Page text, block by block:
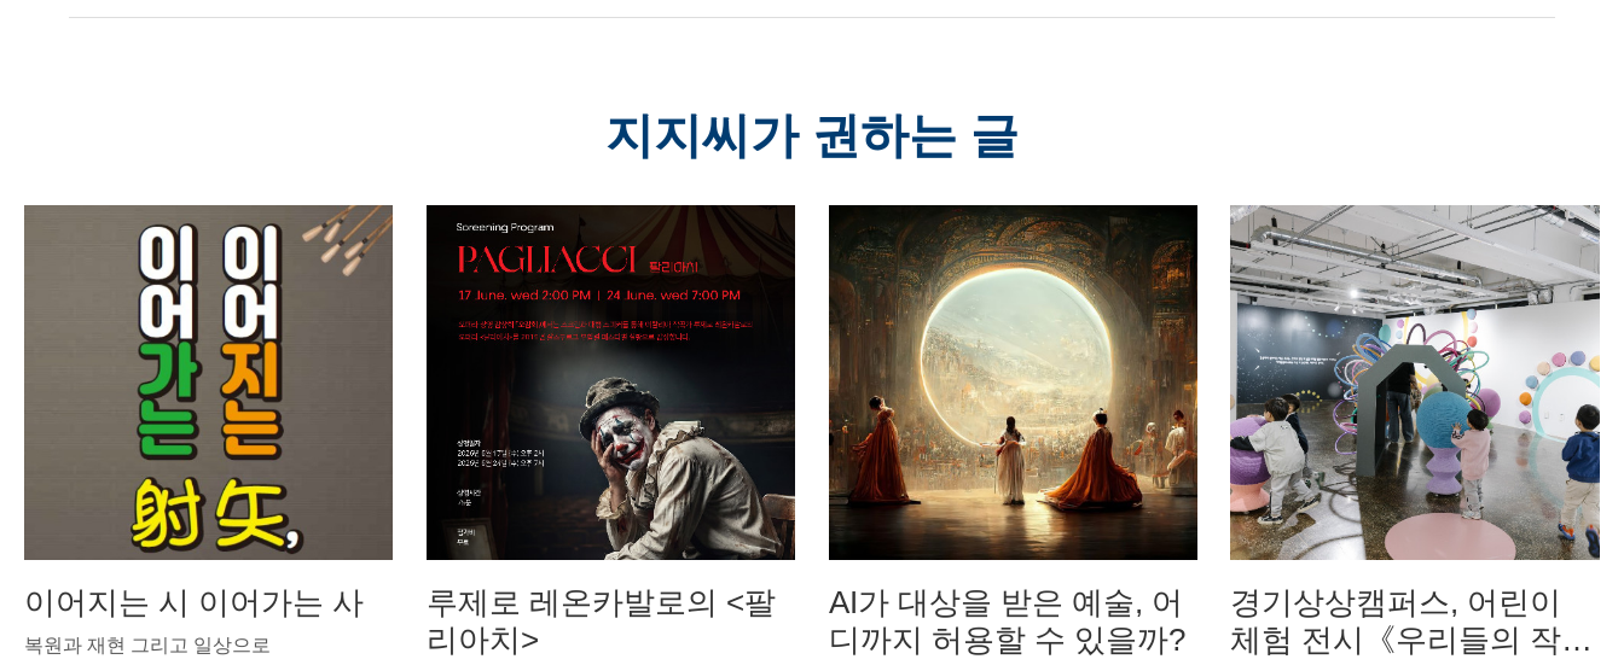
지지씨가 권하는 글
이어지는 시 이어가는 사
복원과 재현 그리고 일상으로
루제로 레온카발로의 <팔
리아치>
AI가 대상을 받은 예술, 어
디까지 허용할 수 있을까?
경기상상캠퍼스, 어린이
체험 전시《우리들의 작은